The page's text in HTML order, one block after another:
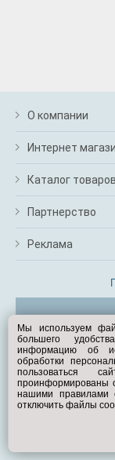
О компании
Интернет
Каталог товаров
Партнерство
Реклама
Мы используем
большего
информацию об
обработки
пользоваться
проинформированы
нашими правилами
отключить файлы